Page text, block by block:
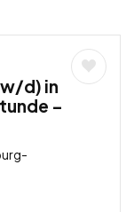
d) in
–